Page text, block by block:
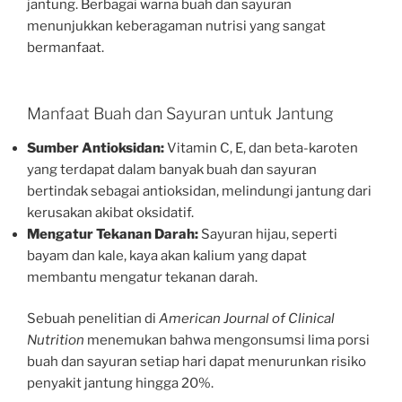
jantung. Berbagai warna buah dan sayuran
menunjukkan keberagaman nutrisi yang sangat
bermanfaat.
Manfaat Buah dan Sayuran untuk Jantung
Sumber Antioksidan:Vitamin C, E, dan beta-karoten
yang terdapat dalam banyak buah dan sayuran
bertindak sebagai antioksidan, melindungi jantung dari
kerusakan akibat oksidatif.
Mengatur Tekanan Darah: Sayuran hijau, seperti
bayam dan kale, kaya akan kalium yang dapat
membantu mengatur tekanan darah.
Sebuah penelitian di American Journal of Clinical
Nutrition menemukan bahwa mengonsumsi lima porsi
buah dan sayuran setiap hari dapat menurunkan risiko
penyakit jantung hingga 20%.